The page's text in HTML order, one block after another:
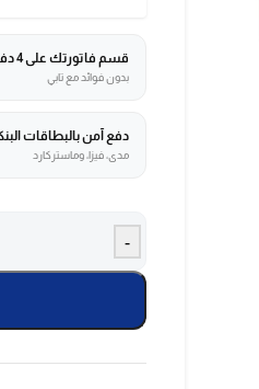
قسم فاتورتك على 4 دفعات
بدون فوائد مع تابي
دفع آمن بالبطاقات
مدى، فيزا، وماستركارد
-